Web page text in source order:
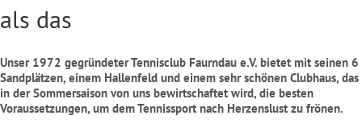
als das
Unser 1972 gegründeter Tennisclub Faurndau e.V. bietet mit seinen 6
Sandplätzen, einem Hallenfeld und einem sehr schönen Clubhaus, das
in der Sommersaison von uns bewirtschaftet wird, die besten
Voraussetzungen, um dem Tennissport nach Herzenslust zu frönen.